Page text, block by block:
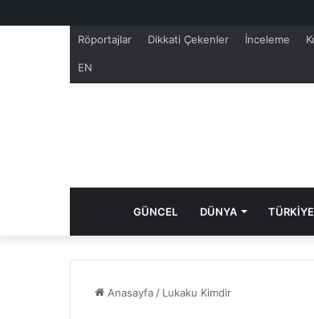
Röportajlar Dikkati Çekenler İnceleme
EN
GÜNCEL DÜNYA TÜRKİYE
Anasayfa / Lukaku Kimdir